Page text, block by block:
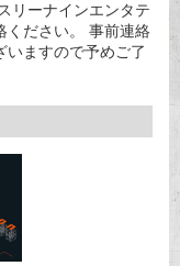
リーナインエンタテ
ください。 事前連絡
いますので予めご了